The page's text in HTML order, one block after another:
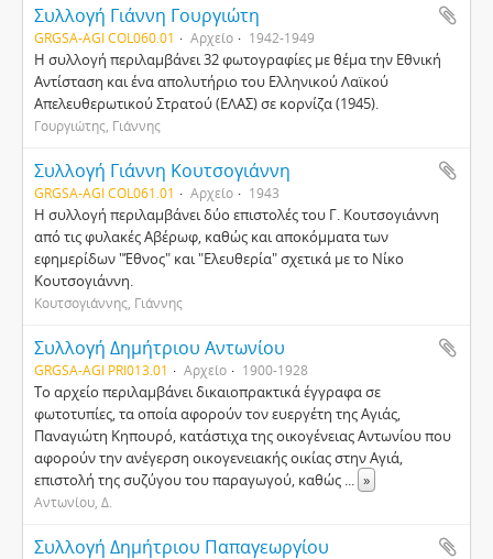
Συλλογή Γιάννη Γουργιώτη
GRGSA-AGI COL060.01 Αρχείο 1942-1949
Η συλλογή περιλαμβάνει 32 φωτογραφίες με θέμα την Εθνική
Αντίσταση και ένα απολυτήριο του Ελληνικού Λαϊκού
Απελευθερωτικού Στρατού (ΕΛΑΣ) σε κορνίζα (1945).
Γουργιώτης, Γιάννης
Συλλογή Γιάννη Κουτσογιάννη
GRGSA-AGI COL061.01 Αρχείο 1943
Η συλλογή περιλαμβάνει δύο επιστολές του Γ. Κουτσογιάννη
από τις φυλακές Αβέρωφ, καθώς και αποκόμματα των
εφημερίδων "Έθνος" και "Ελευθερία" σχετικά με το Νίκο
Κουτσογιάννη.
Κουτσογιάννης, Γιάννης
Συλλογή Δημήτριου Αντωνίου
GRGSA-AGI PRI013.01 Αρχείο 1900-1928
Το αρχείο περιλαμβάνει δικαιοπρακτικά έγγραφα σε
φωτοτυπίες, τα οποία αφορούν τον ευεργέτη της Αγιάς,
Παναγιώτη Κηπουρό, κατάστιχα της οικογένειας Αντωνίου που
αφορούν την ανέγερση οικογενειακής οικίας στην Αγιά,
επιστολή της συζύγου του παραγωγού, καθώς ... »
Αντωνίου, Δ.
Συλλογή Δημήτριου Παπαγεωργίου